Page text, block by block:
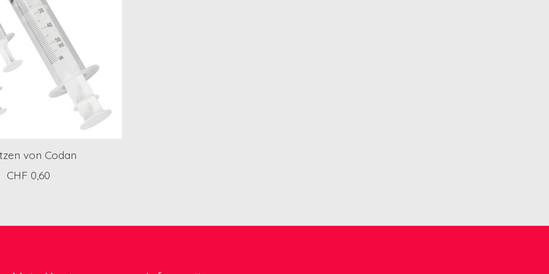
von Codan
CHF 0,60